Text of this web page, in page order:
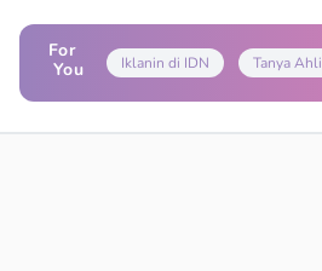
For
You
Iklanin di IDN Tanya Ahli